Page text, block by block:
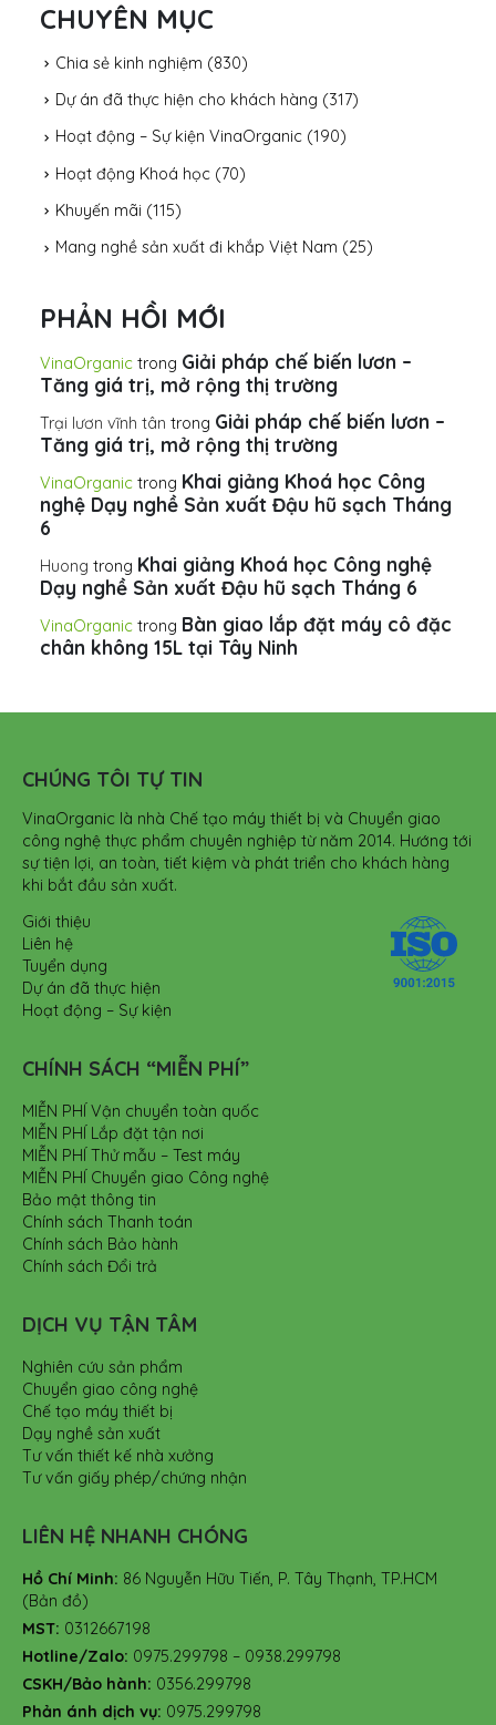
CHUYÊN MỤC
Chia sẻ kinh nghiệm (830)
Dự án đã thực hiện cho khách hàng (317)
Hoạt động – Sự kiện VinaOrganic (190)
Hoạt động Khoá học (70)
Khuyến mãi (115)
Mang nghề sản xuất đi khắp Việt Nam (25)
PHẢN HỒI MỚI
VinaOrganic trong Giải pháp chế biến lươn –
Tăng giá trị, mở rộng thị trường
Trại lươn vĩnh tân trong Giải pháp chế biến lươn –
Tăng giá trị, mở rộng thị trường
VinaOrganic trong Khai giảng Khoá học Công
nghệ Dạy nghề Sản xuất Đậu hũ sạch Tháng
6
Huong trong Khai giảng Khoá học Công nghệ
Dạy nghề Sản xuất Đậu hũ sạch Tháng 6
VinaOrganic trong Bàn giao lắp đặt máy cô đặc
chân không 15L tại Tây Ninh
CHÚNG TÔI TỰ TIN
VinaOrganic là nhà Chế tạo máy thiết bị và Chuyển giao
công nghệ thực phẩm chuyên nghiệp từ năm 2014. Hướng tới
sự tiện lợi, an toàn, tiết kiệm và phát triển cho khách hàng
khi bắt đầu sản xuất.
Giới thiệu
Liên hệ
Tuyển dụng
Dự án đã thực hiện
Hoạt động – Sự kiện
CHÍNH SÁCH “MIỄN PHÍ”
MIỄN PHÍ Vận chuyển toàn quốc
MIỄN PHÍ Lắp đặt tận nơi
MIỄN PHÍ Thử mẫu – Test máy
MIỄN PHÍ Chuyển giao Công nghệ
Bảo mật thông tin
Chính sách Thanh toán
Chính sách Bảo hành
Chính sách Đổi trả
DỊCH VỤ TẬN TÂM
Nghiên cứu sản phẩm
Chuyển giao công nghệ
Chế tạo máy thiết bị
Dạy nghề sản xuất
Tư vấn thiết kế nhà xưởng
Tư vấn giấy phép/chứng nhận
LIÊN HỆ NHANH CHÓNG
Hồ Chí Minh: 86 Nguyễn Hữu Tiến, P. Tây Thạnh, TP.HCM
(Bản đồ)
MST: 0312667198
Hotline/Zalo: 0975.299798 – 0938.299798
CSKH/Bảo hành: 0356.299798
Phản ánh dịch vụ: 0975.299798